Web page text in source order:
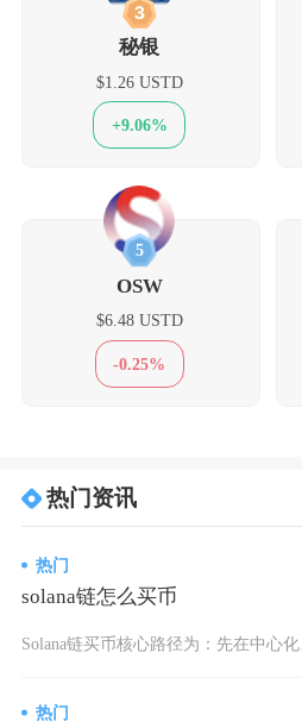
3
秘银
$1.26 USTD
+9.06%
5
OSW
$6.48 USTD
-0.25%
热门资讯
热门
solana链怎么买币
Solana链买币核心路
热门